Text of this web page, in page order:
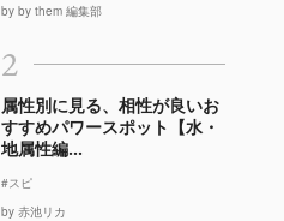
by by them 編集部
2
属性別に見る、相性が良いお
すすめパワースポット【水・
地属性編...
#スピ
by 赤池リカ